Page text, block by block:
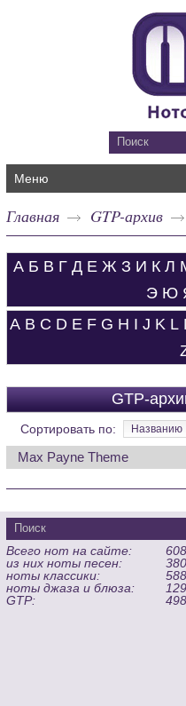
Меню
Главная GTP-архив
А Б В Г Д Е Ж З И К Л
Э Ю
A B C D E F G H I J K L
GTP-
Сортировать по: Названию
Max Payne Theme
Всего нот на сайте:
из них ноты песен:
ноты классики:
ноты джаза и блюза:
GTP: